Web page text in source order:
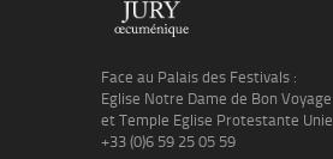
Face au Palais des Festivals :
Eglise Notre Dame de Bon Voyage
et Temple Eglise Protestante Unie
+33 (0)6 59 25 05 59